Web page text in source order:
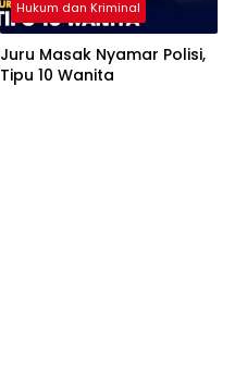
Hukum dan Kriminal
Juru Masak Nyamar Polisi,
Tipu 10 Wanita